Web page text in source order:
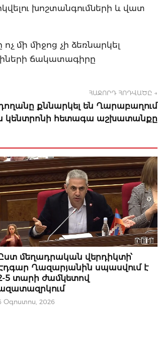
խոշտանգումների և վատ
մի միջոց չի ձեռնարկել
ճակատագիրը
ՀԱՋՈՐԴ ՀՈԴՎԱԾԸ →
քննարկել են Ղարաբաղում
կենտրոնի հետագա աշխատանքը
ԿԱՐԵՎՈՐԸմեղադրական վերդիկտի՝
Ղազարյանին սպասվում է
5 տարի ժամկետով
Օգոստոս, 2026